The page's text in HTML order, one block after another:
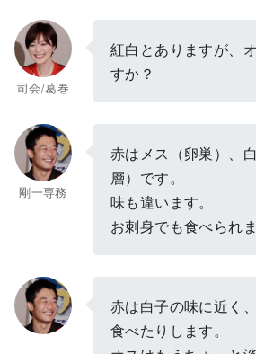
司会/葛巻
紅白とありますが、
すか？
剛一専務
赤はメス（卵巣）、
層）です。
味も違います。
お刺身でも食べられま
赤は白子の味に近く
食べたりします。